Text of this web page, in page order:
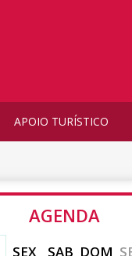
APOIO TURÍSTICO
AGENDA
SEX SAB DOM